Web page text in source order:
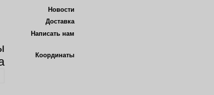
Новости
Доставка
Написать нам
Координаты